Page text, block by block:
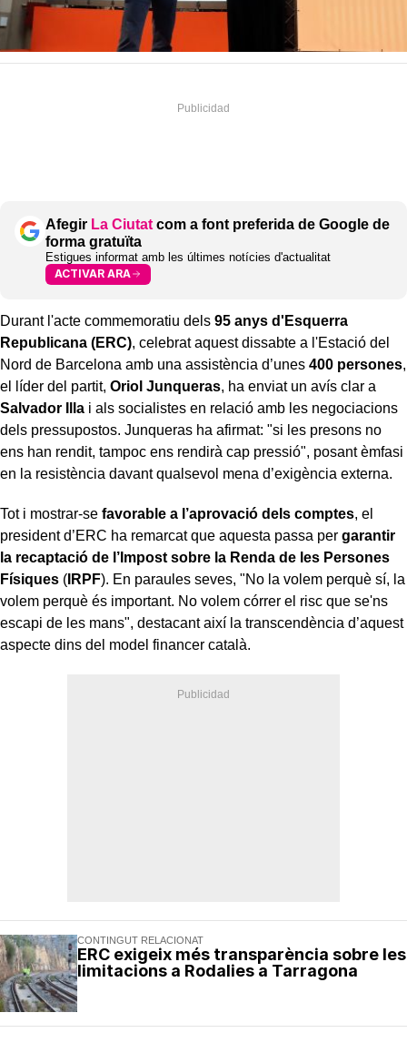
Afegir La Ciutat com a font preferida de Google de
forma gratuïta
Estigues informat amb les últimes notícies d'actualitat
ACTIVAR ARA
Durant l'acte commemoratiu dels 95 anys d'Esquerra
Republicana (ERC), celebrat aquest dissabte a l'Estació del
Nord de Barcelona amb una assistència d’unes 400 persones,
el líder del partit, Oriol Junqueras, ha enviat un avís clar a
Salvador Illa i als socialistes en relació amb les negociacions
dels pressupostos. Junqueras ha afirmat: "si les presons no
ens han rendit, tampoc ens rendirà cap pressió", posant èmfasi
en la resistència davant qualsevol mena d’exigència externa.
Tot i mostrar-se favorable a l’aprovació dels comptes, el
president d’ERC ha remarcat que aquesta passa per garantir
la recaptació de l’Impost sobre la Renda de les Persones
Físiques ( IRPF). En paraules seves, "No la volem perquè sí, la
volem perquè és important. No volem córrer el risc que se'ns
escapi de les mans", destacant així la transcendència d’aquest
aspecte dins del model financer català.
CONTINGUT RELACIONAT
ERC exigeix més transparència sobre les
limitacions a Rodalies a Tarragona